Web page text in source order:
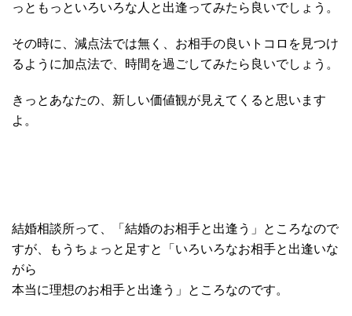
っともっといろいろな人と出逢ってみたら良いでしょう。
その時に、減点法では無く、お相手の良いトコロを見つけ
るように加点法で、時間を過ごしてみたら良いでしょう。
きっとあなたの、新しい価値観が見えてくると思います
よ。
結婚相談所って、「結婚のお相手と出逢う」ところなので
すが、もうちょっと足すと「いろいろなお相手と出逢いな
がら
本当に理想のお相手と出逢う」ところなのです。